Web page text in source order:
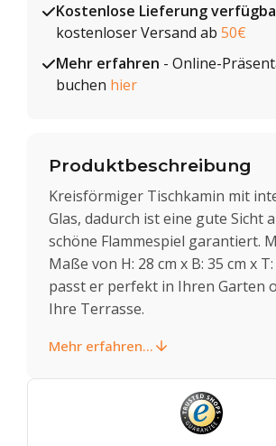
Kostenlose Lieferung
kostenloser Versand ab 50€
Mehr erfahren - Online-
buchen hier
Produktbeschreibung
Kreisförmiger Tischkamin mit
Glas, dadurch ist eine gute Sicht
schöne Flammespiel garantiert.
Maße von H: 28 cm x B: 35 cm x
passt er perfekt in Ihren Garten
Ihre Terrasse.
Mehr erfahren...